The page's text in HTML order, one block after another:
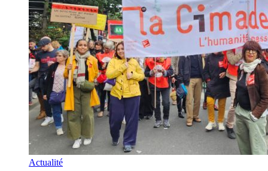
Actualité